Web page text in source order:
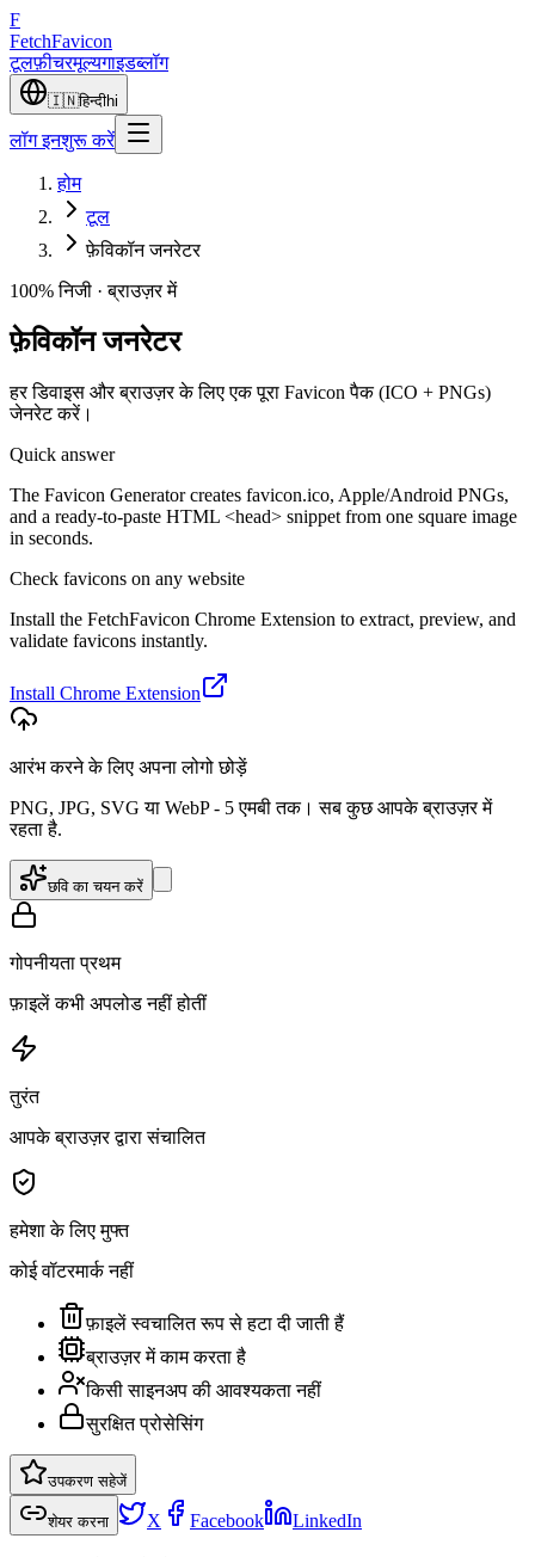
F
FetchFavicon
टूलफ़ीचरमूल्यगाइडब्लॉग
🇮🇳हिन्दीhi
लॉग इनशुरू करें
होम
टूल
फ़ेविकॉन जनरेटर
100% निजी · ब्राउज़र में
फ़ेविकॉन जनरेटर
हर डिवाइस और ब्राउज़र के लिए एक पूरा Favicon पैक (ICO + PNGs)
जेनरेट करें।
Quick answer
The Favicon Generator creates favicon.ico, Apple/Android PNGs,
and a ready-to-paste HTML <head> snippet from one square image
in seconds.
Check favicons on any website
Install the FetchFavicon Chrome Extension to extract, preview, and
validate favicons instantly.
Install Chrome Extension
आरंभ करने के लिए अपना लोगो छोड़ें
PNG, JPG, SVG या WebP - 5 एमबी तक। सब कुछ आपके ब्राउज़र में
रहता है.
छवि का चयन करें
गोपनीयता प्रथम
फ़ाइलें कभी अपलोड नहीं होतीं
तुरंत
आपके ब्राउज़र द्वारा संचालित
हमेशा के लिए मुफ्त
कोई वॉटरमार्क नहीं
फ़ाइलें स्वचालित रूप से हटा दी जाती हैं
ब्राउज़र में काम करता है
किसी साइनअप की आवश्यकता नहीं
सुरक्षित प्रोसेसिंग
उपकरण सहेजें
शेयर करना X Facebook LinkedIn